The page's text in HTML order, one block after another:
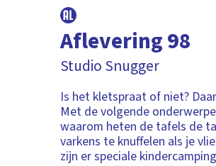
Aflevering 98
Studio Snugger
Is het kletspraat of niet?
Met de volgende
waarom heten de tafels de
varkens te knuffelen als je
zijn er speciale